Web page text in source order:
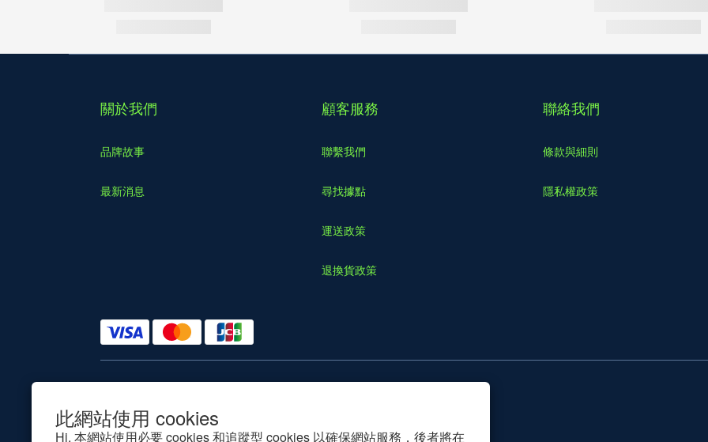
此網站使用 cookies
Hi, 本網站使用必要 cookies 和追蹤型 cookies 以確保網站服務，後者將在
關於我們
品牌故事
最新消息
顧客服務
聯繫我們
尋找據點
運送政策
退換貨政策
聯絡我們
條款與細則
隱私權政策